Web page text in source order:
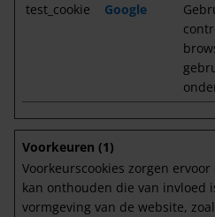
test_cookie Google
Voorkeuren (1)
Voorkeurscookies zorgen
kan onthouden die van invloed
vormgeving van de website,